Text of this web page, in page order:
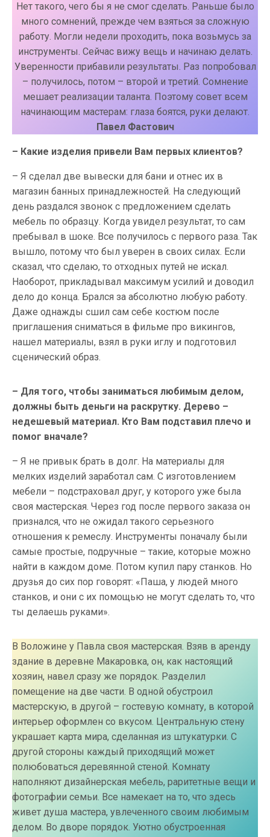
Нет такого, чего бы я не смог сделать. Раньше было
много сомнений, прежде чем взяться за сложную
работу. Могли недели проходить, пока возьмусь за
инструменты. Сейчас вижу вещь и начинаю делать.
Уверенности прибавили результаты. Раз попробовал
– получилось, потом – второй и третий. Сомнение
мешает реализации таланта. Поэтому совет всем
начинающим мастерам: глаза боятся, руки делают.
Павел Фастович
– Какие изделия привели Вам первых клиентов?
– Я сделал две вывески для бани и отнес их в
магазин банных принадлежностей. На следующий
день раздался звонок с предложением сделать
мебель по образцу. Когда увидел результат, то сам
пребывал в шоке. Все получилось с первого раза. Так
вышло, потому что был уверен в своих силах. Если
сказал, что сделаю, то отходных путей не искал.
Наоборот, прикладывал максимум усилий и доводил
дело до конца. Брался за абсолютно любую работу.
Даже однажды сшил сам себе костюм после
приглашения сниматься в фильме про викингов,
нашел материалы, взял в руки иглу и подготовил
сценический образ.
– Для того, чтобы заниматься любимым делом,
должны быть деньги на раскрутку. Дерево –
недешевый материал. Кто Вам подставил плечо и
помог вначале?
– Я не привык брать в долг. На материалы для
мелких изделий заработал сам. С изготовлением
мебели – подстраховал друг, у которого уже была
своя мастерская. Через год после первого заказа он
признался, что не ожидал такого серьезного
отношения к ремеслу. Инструменты поначалу были
самые простые, подручные – такие, которые можно
найти в каждом доме. Потом купил пару станков. Но
друзья до сих пор говорят: «Паша, у людей много
станков, и они с их помощью не могут сделать то, что
ты делаешь руками».
В Воложине у Павла своя мастерская. Взяв в аренду
здание в деревне Макаровка, он, как настоящий
хозяин, навел сразу же порядок. Разделил
помещение на две части. В одной обустроил
мастерскую, в другой – гостевую комнату, в которой
интерьер оформлен со вкусом. Центральную стену
украшает карта мира, сделанная из штукатурки. С
другой стороны каждый приходящий может
полюбоваться деревянной стеной. Комнату
наполняют дизайнерская мебель, раритетные вещи и
фотографии семьи. Все намекает на то, что здесь
живет душа мастера, увлеченного своим любимым
делом. Во дворе порядок. Уютно обустроенная